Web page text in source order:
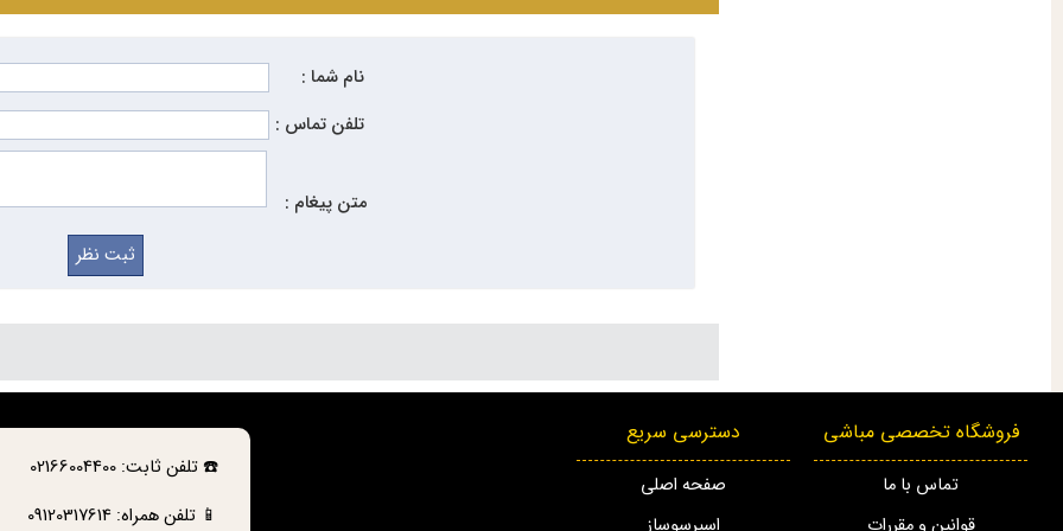
صرفه‌جویی در زمان: آسیاب سریع و بدون آسیب به دانه‌های قهوه.
نام شما :
تلفن تماس :
متن پیغام :
فروشگاه تخصصی مباشی
تماس با ما
دسترسی سریع
صفحه اصلی
☎️تلفن ثابت: 02166004400
📱 تلفن همراه: 09120317614